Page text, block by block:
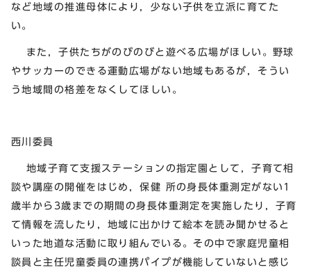
など地域の推進母体により，少ない子供を立派に育てた
い。
また，子供たちがのびのびと遊べる広場がほしい。野球
やサッカーのできる運動広場がない地域もあるが，そうい
う地域間の格差をなくしてほしい。
西川委員
地域子育て支援ステーションの指定園として，子育て相
談や講座の開催をはじめ，保健 所の身長体重測定がない1
歳半から3歳までの期間の身長体重測定を実施したり，子育
て情報を流したり，地域に出かけて絵本を読み聞かせると
いった地道な活動に取り組んでいる。その中で家庭児童相
談員と主任児童委員の連携パイプが機能していないと感じ